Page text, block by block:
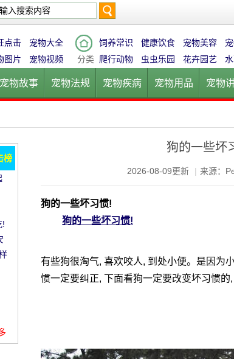
索
点击
宠物大全
图片
宠物视频 分类
饲养常识 健康饮食 宠物美容
爬行动物
虫虫乐园 花卉园艺
宠物故事 宠物法规 宠物疾病 宠物用品 宠物
狗的一些坏
2026-08-09更新 | 来源：
狗的一些坏习惯!
狗的一些坏习惯!
有些狗很淘气, 喜欢咬人, 到处小便。是因为
惯一定要纠正, 下面看狗一定要改变坏习惯的,
榜
!